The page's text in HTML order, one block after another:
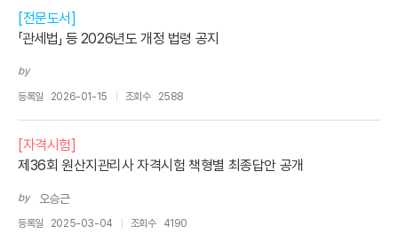
[전문도서]
「관세법」 등 2026년도 개정 법령 공지
by
등록일 2026-01-15 조회수 2588
[자격시험]
제36회 원산지관리사 자격시험 책형별 최종답안 공개
by 오승근
등록일 2025-03-04 조회수 4190